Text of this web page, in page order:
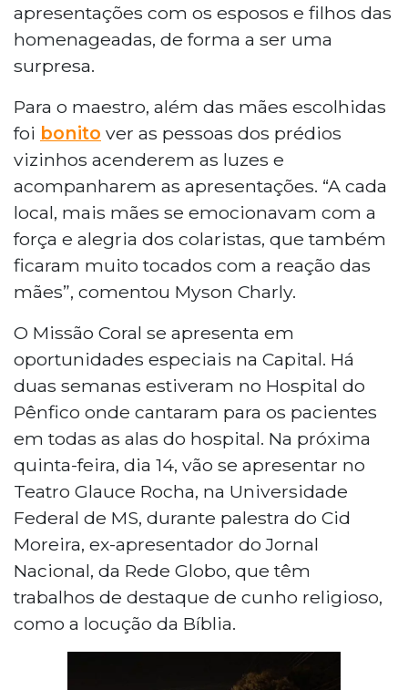
apresentações com os esposos e filhos das
homenageadas, de forma a ser uma
surpresa.
Para o maestro, além das mães escolhidas
foi bonito ver as pessoas dos prédios
vizinhos acenderem as luzes e
acompanharem as apresentações. “A cada
local, mais mães se emocionavam com a
força e alegria dos colaristas, que também
ficaram muito tocados com a reação das
mães”, comentou Myson Charly.
O Missão Coral se apresenta em
oportunidades especiais na Capital. Há
duas semanas estiveram no Hospital do
Pênfico onde cantaram para os pacientes
em todas as alas do hospital. Na próxima
quinta-feira, dia 14, vão se apresentar no
Teatro Glauce Rocha, na Universidade
Federal de MS, durante palestra do Cid
Moreira, ex-apresentador do Jornal
Nacional, da Rede Globo, que têm
trabalhos de destaque de cunho religioso,
como a locução da Bíblia.